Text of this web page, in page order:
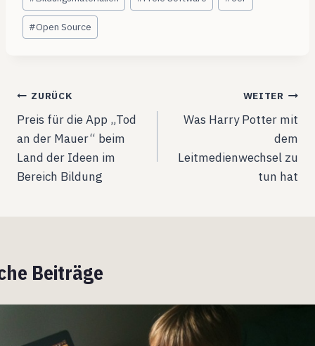
#Open Source
Beitragsnavigation
ZURÜCK
Preis für die App „Tod
an der Mauer“ beim
Land der Ideen im
Bereich Bildung
WEITER
Was Harry Potter mit
dem
Leitmedienwechsel zu
tun hat
Beiträge